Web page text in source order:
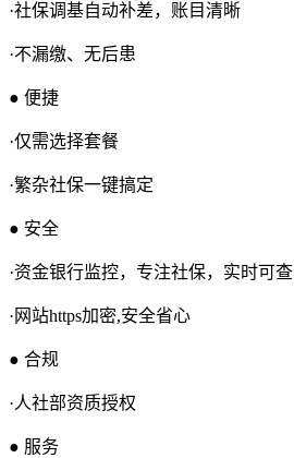
·社保调基自动补差，账目清晰
·不漏缴、无后患
● 便捷
·仅需选择套餐
·繁杂社保一键搞定
● 安全
·资金银行监控，专注社保，实时可查
·网站https加密,安全省心
● 合规
·人社部资质授权
● 服务